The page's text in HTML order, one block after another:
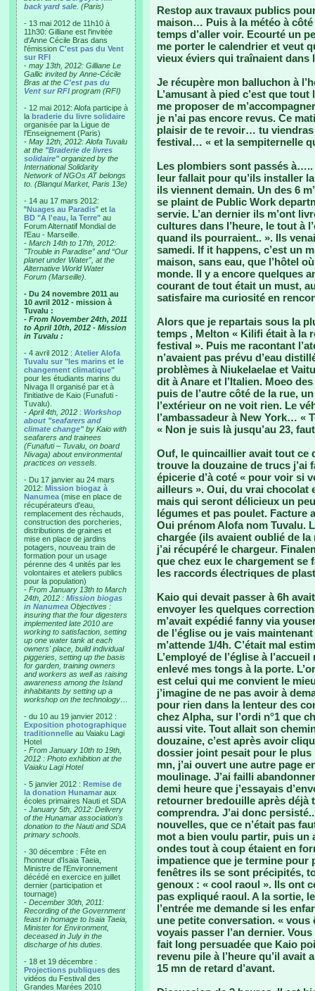
back yard sale . (Paris)
- 13 mai 2012 de 11h10 à
11h30: Gilliane est l'invitée
d'Anne Cécile Bras dans
l'émission C'est pas du Vent
sur RFI
- may 13th, 2012: Gilliane Le
Gallic invited by Anne-Cécile
Bras at the C'est pas du
Vent sur RFI program (RFI)
- 12 mai 2012: Alofa participe à
la braderie du livre solidaire
organisée par la Ligue de
l'Enseignement (Paris)
- May 12th, 2012: Alofa Tuvalu
at the "Braderie de livres
solidaire"organized by the
International Solidarity
Network of NGOs AT belongs
to. (Blanqui Market, Paris 13e)
- 14 au 17 mars 2012:
"Nuages au Paradis" et la
BD "A l'eau, la Terre" au
Forum Alternatif Mondial de
l'Eau - Marseille.
- March 14th to 17th, 2012:
"Trouble in Paradise” and “Our
planet under Water”, at the
Alternative World Water
Forum (Marseille).
- Du 24 novembre 2011 au
10 avril 2012 - mission à
Tuvalu :
- From November 24th, 2011
to April 10th, 2012 - Mission
in Tuvalu :
- 4 avril 2012 : Atelier Alofa
Tuvalu sur "les marins et le
changement climatique"
pour les étudiants marins du
Nivaga II organisé par et à
l'initiative de Kaio (Funafuti -
Tuvalu).
- April 4th, 2012 : Workshop
about "seafarers and
climate change"by Kaio with
seafarers and trainees
(Funafuti – Tuvalu, on board
Nivaga) about environmental
practices on vessels.
- Du 17 janvier au 24 mars
2012: Mission biogaz à
Nanumea (mise en place de
récupérateurs d'eau,
remplacement des réchauds,
construction des porcheries,
distributions de graines et
mise en place de jardins
potagers, nouveau train de
formation pour un usage
pérenne des 4 unités par les
volontaires et ateliers publics
pour la population)
- From January 13th to March
24th, 2012 : Mission biogas
in Nanumea Objectives :
insuring that the four digesters
implemented late 2010 are
working to satisfaction, setting
up one water tank at each
owners' place, build individual
piggeries, setting up the basis
for garden, training owners
and workers as well as raising
awareness among the Island
inhabitants by setting up a
workshop on the technology…
- du 10 au 19 janvier 2012 :
Exposition photographique
traditionnelle au Vaiaku Lagi
Hotel
- From January 10th to 19th,
2012 : Photo exhibition at the
Vaiaku Lagi Hotel
- 5 janvier 2012 : Remise de
la donation Hunamar aux
écoles primaires Nauti et SDA
- January 5th, 2012: Delivery
of the Hunamar association's
donation to the Nauti and SDA
primary schools.
- 30 décembre : Fête en
l'honneur d'Isaia Taeia,
Ministre de l'Environnement
décédé en exercice en juillet
dernier (participation et
tournage)
- December 30th, 2011:
Recording of the Government
feast in homage to Isaia Taeia,
Minister for Environment,
deceased in July in the
discharge of his duties.
- 18 et 19 décembre :
Projections publiques des
vidéos du Festival des
Grandes Marées 2010
Restop aux travaux publics
maison… Puis à la météo à
temps d’aller voir. Ecourté un
me porter le calendrier et veut
vieux éviers qui traînaient dans
Je récupère mon balluchon à
L’amusant à pied c’est que
me proposer de
je n’ai pas encore revus. Ce
plaisir de te revoir… tu
festival… « et la sempiternelle
Les plombiers sont passés à…..
leur fallait pour qu’ils installer
ils viennent demain. Un des 6
se plaint de Public Work
servie. L’an dernier ils m’ont
cultures dans l’heure, le tout à
quand ils pourraient.. ». Ils
samedi. If it happens, c’est un
maison, sans eau, que l’hôtel
monde. Il y a encore quelques
courant de tout était un must,
satisfaire ma curiosité en
Alors que je repartais sous la
temps , Melton « Kilifi était à la
festival ». Puis me racontant
n’avaient pas prévu d’eau
problèmes à Niukelaelae et
dit à Anare et l’Italien. Moeo
puis de l’autre côté de la rue,
l’extérieur on ne voit rien. Le
l’ambassadeur à New York… «
« Non je suis là jusqu’au 23,
Ouf, le quincaillier avait tout ce
trouve la douzaine de trucs j’ai
épicerie d’à coté « pour voir si
ailleurs ». Oui, du vrai chocolat
mais qui seront délicieux un
légumes et pas poulet. Facture
Oui prénom Alofa nom Tuvalu.
chargée (ils avaient oublié de
j’ai récupéré le chargeur.
que chez eux le chargement se
les raccords électriques de
Kaio qui devait passer à 6h
envoyer les quelques
m’avait expédié fanny via
de l’église ou je vais
m’attende 1/4h. C’était mal
L’employé de l’église à
enlevé mes tongs à la porte.
est celui qui me convient le
j’imagine de ne pas avoir à
pour rien dans la lenteur des
chez Alpha, sur l’ordi n°1 que
aussi vite. Tout allait son
douzaine, c’est après avoir
dossier joint pesait pour le plus
mn, j’ai ouvert une autre page
moulinage. J’ai failli
demi heure que j’essayais
retourner bredouille après déjà
comprendra. J’ai donc
nouvelles, que ce n’était pas
mot a bien voulu partir, puis
ondes tout à coup étaient en
impatience que je termine pour
fenêtres ils se sont précipités,
genoux : « cool raoul ». Ils ont
pas expliqué raoul. A la sortie,
l’entrée me demande si les
une petite conversation. « vous
voyais passer l’an dernier.
fait long persuadée que Kaio
revenu pile à l’heure qu’il avait
15 mn de retard d’avant.